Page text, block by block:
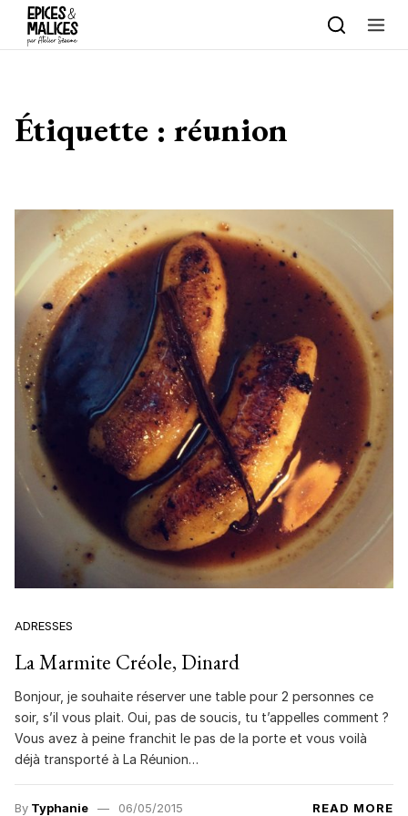
Skip to content
Étiquette : réunion
ADRESSES
La Marmite Créole, Dinard
Bonjour, je souhaite réserver une table pour 2 personnes ce
soir, s’il vous plait. Oui, pas de soucis, tu t’appelles comment ?
Vous avez à peine franchit le pas de la porte et vous voilà
déjà transporté à La Réunion…
By Typhanie 06/05/2015 READ MORE